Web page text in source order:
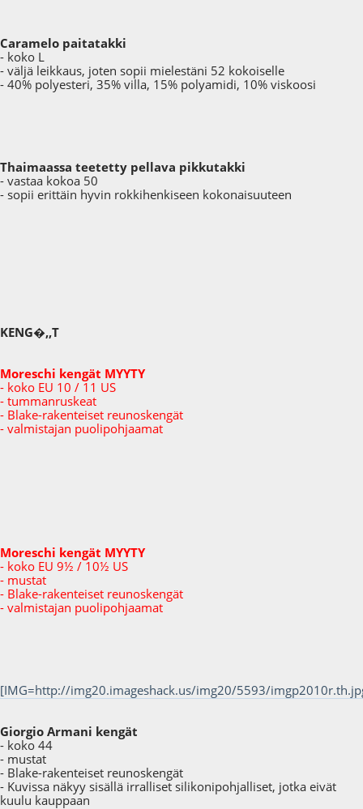
Caramelo paitatakki
- koko L
- väljä leikkaus, joten sopii mielestäni 52 kokoiselle
- 40% polyesteri, 35% villa, 15% polyamidi, 10% viskoosi
Thaimaassa teetetty pellava pikkutakki
- vastaa kokoa 50
- sopii erittäin hyvin rokkihenkiseen kokonaisuuteen
KENG�,,T
Moreschi kengät MYYTY
- koko EU 10 / 11 US
- tummanruskeat
- Blake-rakenteiset reunoskengät
- valmistajan puolipohjaamat
Moreschi kengät MYYTY
- koko EU 9½ / 10½ US
- mustat
- Blake-rakenteiset reunoskengät
- valmistajan puolipohjaamat
[IMG=http://img20.imageshack.us/img20/5593/
Giorgio Armani kengät
- koko 44
- mustat
- Blake-rakenteiset reunoskengät
- Kuvissa näkyy sisällä irralliset silikonipohjalliset, jotka eivät
kuulu kauppaan